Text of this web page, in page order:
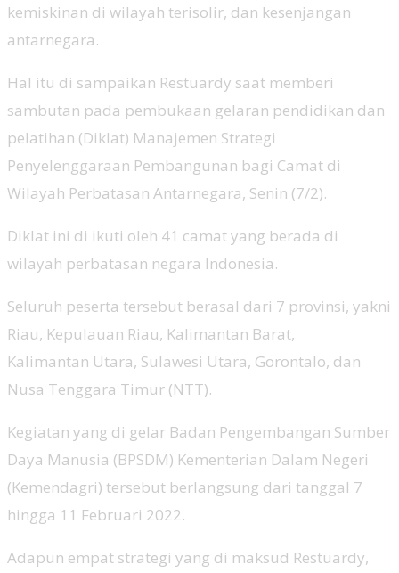
kemiskinan di wilayah terisolir, dan kesenjangan
antarnegara.
Hal itu di sampaikan Restuardy saat memberi
sambutan pada pembukaan gelaran pendidikan dan
pelatihan (Diklat) Manajemen Strategi
Penyelenggaraan Pembangunan bagi Camat di
Wilayah Perbatasan Antarnegara, Senin (7/2).
Diklat ini di ikuti oleh 41 camat yang berada di
wilayah perbatasan negara Indonesia.
Seluruh peserta tersebut berasal dari 7 provinsi, yakni
Riau, Kepulauan Riau, Kalimantan Barat,
Kalimantan Utara, Sulawesi Utara, Gorontalo, dan
Nusa Tenggara Timur (NTT).
Kegiatan yang di gelar Badan Pengembangan Sumber
Daya Manusia (BPSDM) Kementerian Dalam Negeri
(Kemendagri) tersebut berlangsung dari tanggal 7
hingga 11 Februari 2022.
Adapun empat strategi yang di maksud Restuardy,